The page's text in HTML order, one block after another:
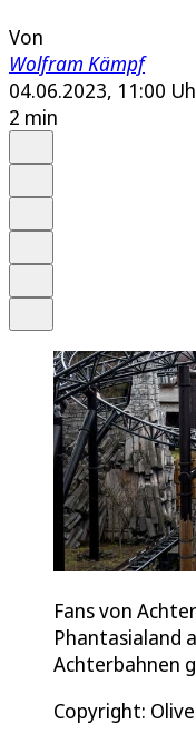
Von
Wolfram Kämpf
04.06.2023, 11:00
2 min
Fans von
Phantasialand
Achterbahnen
Copyright: